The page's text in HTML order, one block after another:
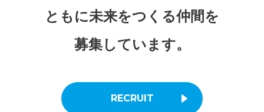
ともに未来をつくる仲間を
募集しています。
RECRUIT